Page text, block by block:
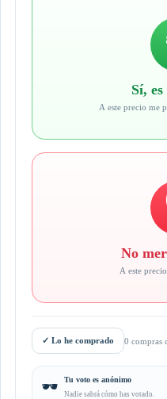
Sí,
A este precio me
No
A este
✓ Lo he comprado 0 compras
🕶️ Tu voto es anónimo
Nadie sabrá cómo has votado.